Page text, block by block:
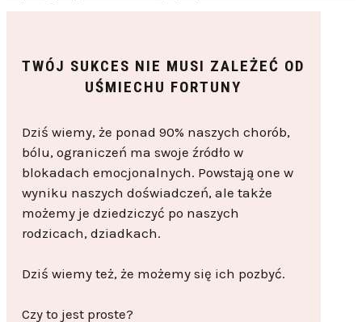
TWÓJ SUKCES NIE MUSI ZALEŻEĆ OD
UŚMIECHU FORTUNY
Dziś wiemy, że ponad 90% naszych chorób,
bólu, ograniczeń ma swoje źródło w
blokadach emocjonalnych. Powstają one w
wyniku naszych doświadczeń, ale także
możemy je dziedziczyć po naszych
rodzicach, dziadkach.
Dziś wiemy też, że możemy się ich pozbyć.
Czy to jest proste?